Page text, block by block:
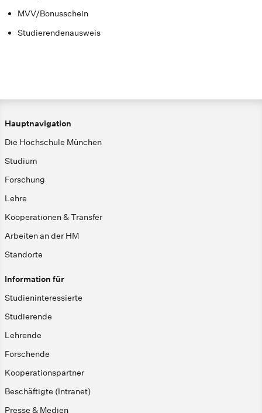
MVV/Bonusschein
Studierendenausweis
Hauptnavigation
Die Hochschule München
Studium
Forschung
Lehre
Kooperationen & Transfer
Arbeiten an der HM
Standorte
Information für
Studieninteressierte
Studierende
Lehrende
Forschende
Kooperationspartner
Beschäftigte (Intranet)
Presse & Medien